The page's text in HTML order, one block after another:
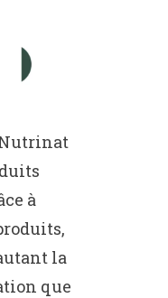
Nutrinat
à
la
que